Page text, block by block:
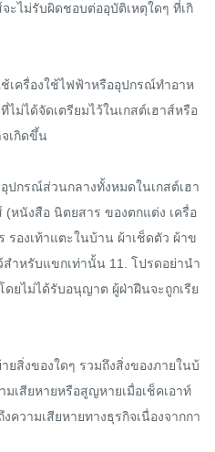
จะไม่รับผิดชอบต่ออุบัติเหตุใดๆ ที่เกิ
เครื่องใช้ไฟฟ้าหรืออุปกรณ์ทำอาห
ม่ได้จัดเตรียมไว้ในเกสต์เฮาส์หรือ
เกิดขึ้น
ปกรณ์ส่วนกลางทั้งหมดในเกสต์เฮา
(หนังสือ นิตยสาร ของตกแต่ง เครื่อ
รองเท้าแตะในบ้าน ผ้าเช็ดตัว ผ้าข
ำหรับแขกเท่านั้น 11. โปรดอย่านำ
ดยไม่ได้รับอนุญาต ผู้ฝ่าฝืนจะถูกเรีย
ยสิ่งของใดๆ รวมถึงสิ่งของภายในบ้
เสียหายหรือสูญหายเมื่อเช็คเอาท์
ความเสียหายทางธุรกิจเนื่องจากกา